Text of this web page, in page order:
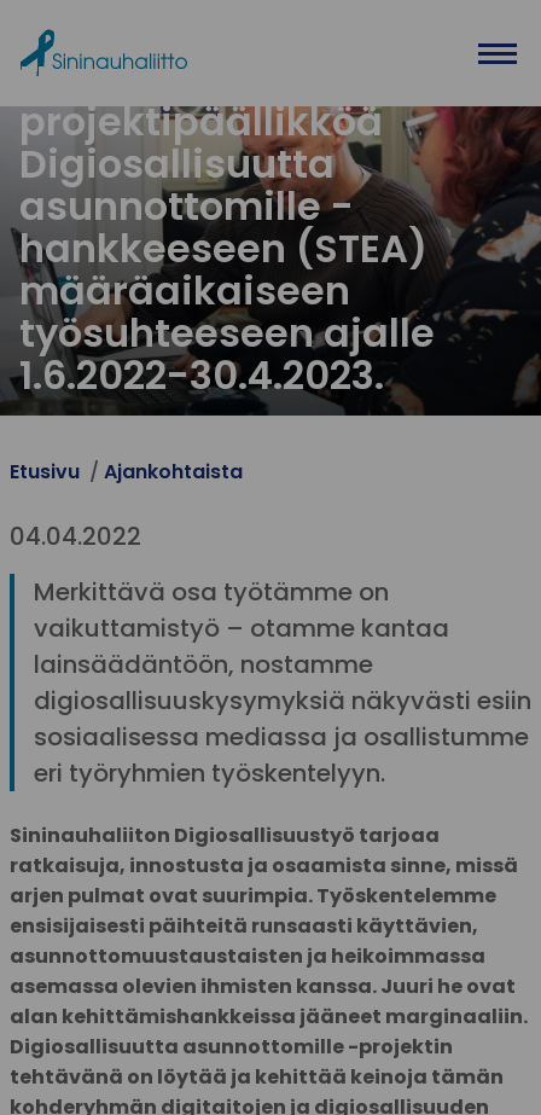
Haemme
projektipäällikköä
Digiosallisuutta
asunnottomille -
hankkeeseen (STEA)
määräaikaiseen
työsuhteeseen ajalle
1.6.2022-30.4.2023.
Etusivu Ajankohtaista
04.04.2022
Merkittävä osa työtämme on
vaikuttamistyö – otamme kantaa
lainsäädäntöön, nostamme
digiosallisuuskysymyksiä näkyvästi esiin
sosiaalisessa mediassa ja osallistumme
eri työryhmien työskentelyyn.
Sininauhaliiton Digiosallisuustyö tarjoaa
ratkaisuja, innostusta ja osaamista sinne, missä
arjen pulmat ovat suurimpia. Työskentelemme
ensisijaisesti päihteitä runsaasti käyttävien,
asunnottomuustaustaisten ja heikoimmassa
asemassa olevien ihmisten kanssa. Juuri he ovat
alan kehittämishankkeissa jääneet marginaaliin.
Digiosallisuutta asunnottomille -projektin
tehtävänä on löytää ja kehittää keinoja tämän
kohderyhmän digitaitojen ja digiosallisuuden